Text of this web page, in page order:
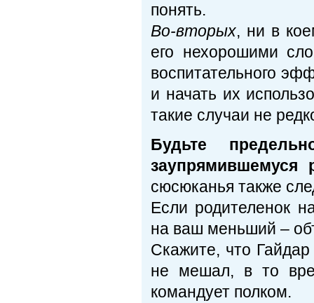
понять.
Во-вторых, ни в
его нехорошими
воспитательного
и начать их
такие случаи не
Будьте
заупрямившемуся
сюсюканья также
Если родителенок
на ваш меньший –
Скажите, что
не мешал, в то
командует полком.